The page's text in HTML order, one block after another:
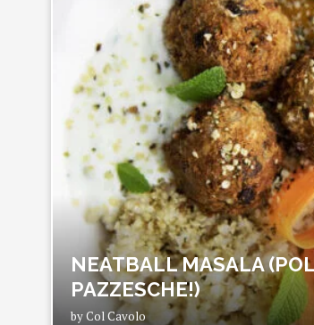
NEATBALL MASALA
PAZZESCHE!)
byCol Cavolo